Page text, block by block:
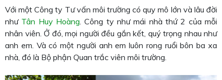
Với một Công ty Tư vấn môi trường có quy mô lớn và lâu đời
như Tân Huy Hoàng. Công ty như mái nhà thứ 2 của mỗi
nhân viên. Ở đó, mọi người đều gắn kết, quý trọng nhau như
anh em. Và có một người anh em luôn rong ruổi bôn ba xa
nhà, đó là Bộ phận Quan trắc viên môi trường.